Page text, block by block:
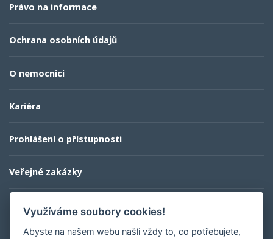
Právo na informace
Ochrana osobních údajů
O nemocnici
Kariéra
Prohlášení o přístupnosti
Veřejné zakázky
Využíváme soubory cookies!
Abyste na našem webu našli vždy to, co potřebujete,